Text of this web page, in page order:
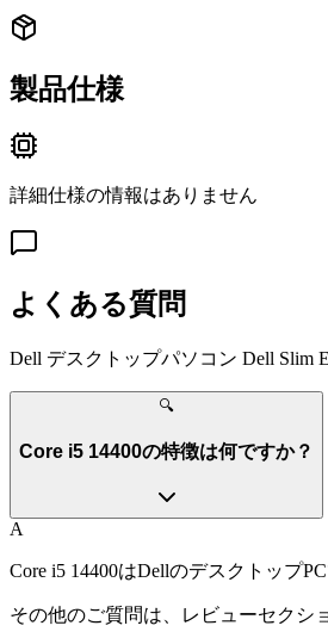
製品仕様
詳細仕様の情報はありません
よくある質問
Dell デスクトップパソコン Dell Slim
🔍
Core i5 14400の特徴は何ですか？
A
Core i5 14400はDellのデスクトップ
その他のご質問は、レビューセクシ